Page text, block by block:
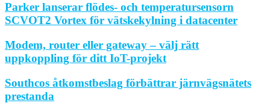
Parker lanserar flödes- och temperatursensorn
SCVOT2 Vortex för vätskekylning i datacenter
Modem, router eller gateway – välj rätt
uppkoppling för ditt IoT-projekt
Southcos åtkomstbeslag förbättrar järnvägsnätets
prestanda